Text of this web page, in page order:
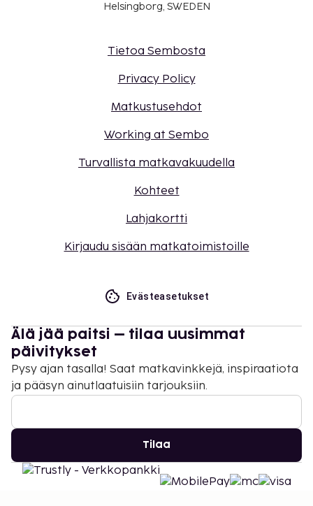
Helsingborg, SWEDEN
Tietoa Sembosta
Privacy Policy
Matkustusehdot
Working at Sembo
Turvallista matkavakuudella
Kohteet
Lahjakortti
Kirjaudu sisään matkatoimistoille
Evästeasetukset
Älä jää paitsi – tilaa uusimmat
päivitykset
Pysy ajan tasalla! Saat matkavinkkejä, inspiraatiota
ja pääsyn ainutlaatuisiin tarjouksiin.
Tilaa